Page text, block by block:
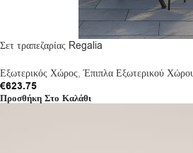
Σετ τραπεζαρίας Regalia
Εξωτερικός Χώρος, Έπιπλα Εξωτερικού
€623.75
Προσθήκη Στο Καλάθι